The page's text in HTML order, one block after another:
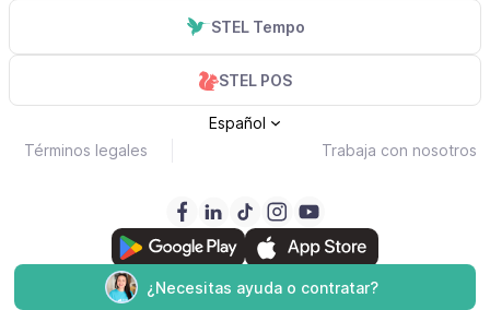
¿Necesitas ayuda o contratar?
STEL Tempo
STEL POS
Términos legales Trabaja con nosotros
Español
Copyright © 2000-2026 STEL Solutions S.L.